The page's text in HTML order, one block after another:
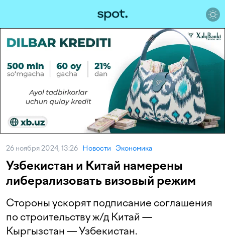
26 ноября 2024, 13:26 Новости Экономика
Узбекистан и Китай намерены
либерализовать визовый режим
Стороны ускорят подписание соглашения
по строительству ж/д Китай —
Кыргызстан — Узбекистан.